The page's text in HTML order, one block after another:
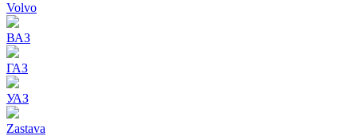
Volvo
ВАЗ
ГАЗ
УАЗ
Zastava